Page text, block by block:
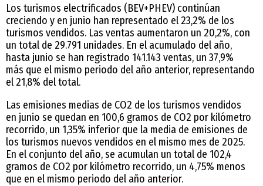
Los turismos electrificados (BEV+PHEV) continúan
creciendo y en junio han representado el 23,2% de los
turismos vendidos. Las ventas aumentaron un 20,2%, con
un total de 29.791 unidades. En el acumulado del año,
hasta junio se han registrado 141.143 ventas, un 37,9%
más que el mismo periodo del año anterior, representando
el 21,8% del total.
Las emisiones medias de CO2 de los turismos vendidos
en junio se quedan en 100,6 gramos de CO2 por kilómetro
recorrido, un 1,35% inferior que la media de emisiones de
los turismos nuevos vendidos en el mismo mes de 2025.
En el conjunto del año, se acumulan un total de 102,4
gramos de CO2 por kilómetro recorrido, un 4,75% menos
que en el mismo periodo del año anterior.